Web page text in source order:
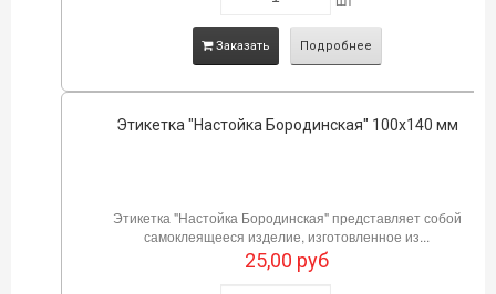
Заказать Подробнее
Этикетка "Настойка Бородинская" 100х140 мм
Этикетка "Настойка Бородинская" представляет собой
самоклеящееся изделие, изготовленное из...
25,00 руб